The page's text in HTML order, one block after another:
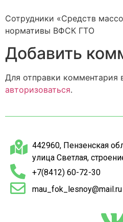
Сотрудники «Средств
нормативы ВФСК ГТО
Добавить
Для отправки комментария
авторизоваться.
442960, Пензенская
улица Светлая,
+7(8412) 60-72-30
mau_fok_lesnoy@mail.ru